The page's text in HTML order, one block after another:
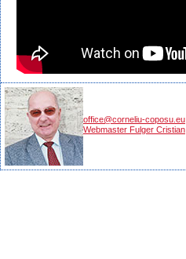
office@corneliu-coposu.eu
Webmaster Fulger Cristian